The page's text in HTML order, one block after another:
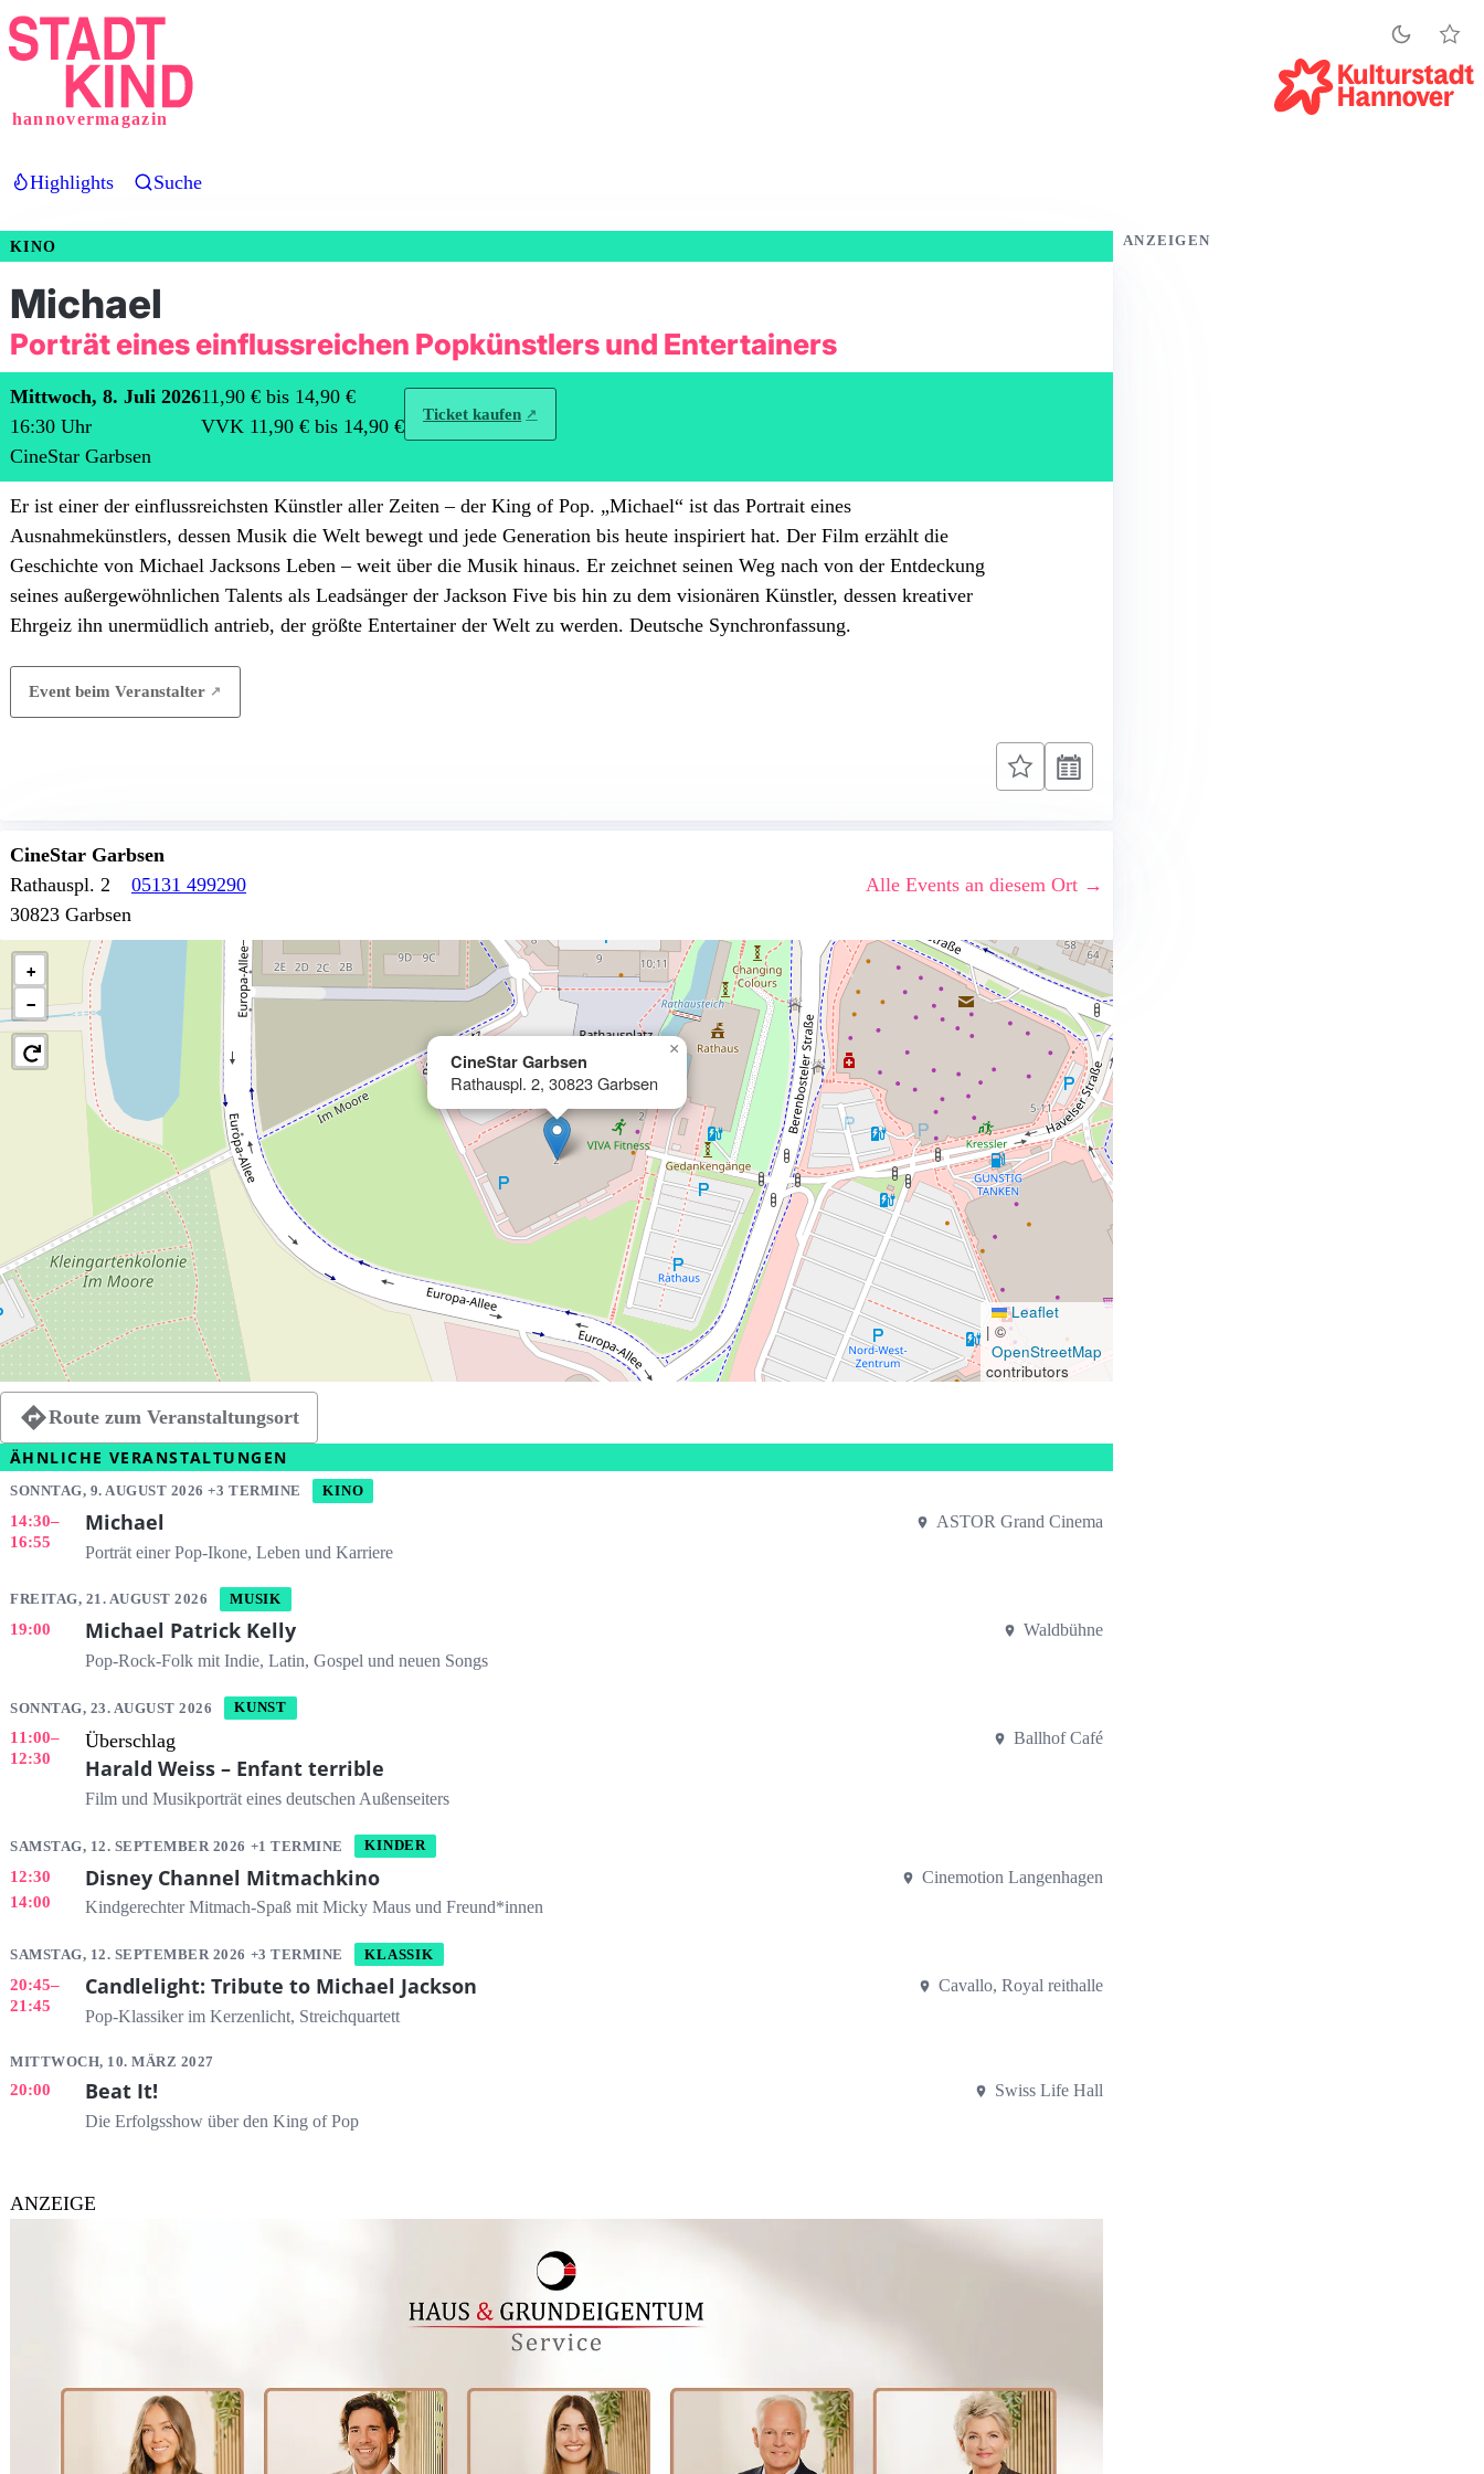
Direkt
zum
hannovermagazin
Highlights Suche
KINO
Michael
Porträt eines einflussreichen Popkünstlers und Entertainers
Mittwoch, 8. Juli 2026
16:30 Uhr
CineStar Garbsen
11,90 € bis 14,90 €
VVK 11,90 € bis 14,90 €
Ticket kaufen
Er ist einer der einflussreichsten Künstler aller Zeiten – der King of Pop. „Michael“ ist das Portrait eines
Ausnahmekünstlers, dessen Musik die Welt bewegt und jede Generation bis heute inspiriert hat. Der Film erzählt die
Geschichte von Michael Jacksons Leben – weit über die Musik hinaus. Er zeichnet seinen Weg nach von der Entdeckung
seines außergewöhnlichen Talents als Leadsänger der Jackson Five bis hin zu dem visionären Künstler, dessen kreativer
Ehrgeiz ihn unermüdlich antrieb, der größte Entertainer der Welt zu werden. Deutsche Synchronfassung.
Event beim Veranstalter
CineStar Garbsen
Rathauspl. 2
30823 Garbsen
05131 499290 Alle Events an diesem Ort →
CineStar Garbsen
Rathauspl. 2, 30823 Garbsen
×
+
−
Leaflet
| ©
OpenStreetMap
contributors
Route zum Veranstaltungsort
ÄHNLICHE VERANSTALTUNGEN
SONNTAG, 9. AUGUST 2026 +3 TERMINE KINO
14:30–
16:55
Michael
Porträt einer Pop-Ikone, Leben und Karriere
ASTOR Grand Cinema
FREITAG, 21. AUGUST 2026 MUSIK
19:00 Michael Patrick Kelly
Pop-Rock-Folk mit Indie, Latin, Gospel und neuen Songs
Waldbühne
SONNTAG, 23. AUGUST 2026 KUNST
11:00–
12:30
Überschlag
Harald Weiss – Enfant terrible
Film und Musikporträt eines deutschen Außenseiters
Ballhof Café
SAMSTAG, 12. SEPTEMBER 2026 +1 TERMINE KINDER
12:30
14:00
Disney Channel Mitmachkino
Kindgerechter Mitmach-Spaß mit Micky Maus und Freund*innen
Cinemotion Langenhagen
SAMSTAG, 12. SEPTEMBER 2026 +3 TERMINE KLASSIK
20:45–
21:45
Candlelight: Tribute to Michael Jackson
Pop-Klassiker im Kerzenlicht, Streichquartett
Cavallo, Royal reithalle
MITTWOCH, 10. MÄRZ 2027
20:00 Beat It!
Die Erfolgsshow über den King of Pop
Swiss Life Hall
ANZEIGE
ANZEIGEN